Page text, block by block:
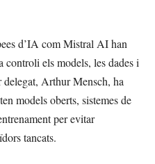
d’IA com Mistral AI han
controli els models, les dades i
Arthur Mensch, ha
models oberts, sistemes de
per evitar
tancats.